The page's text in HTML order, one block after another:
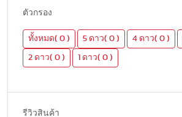
ตัวกรอง
ทั้งหมด( 0 ) 5 ดาว( 0 ) 4 ดาว( 0 )
2 ดาว( 0 ) 1 ดาว( 0 )
รีวิวสินค้า